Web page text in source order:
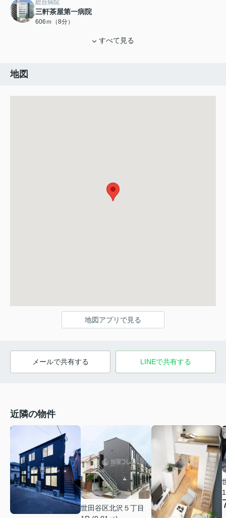
総合病院
三軒茶屋第一病院
606ｍ（8分）
すべて見る
地図
地図アプリで見る
メールで共有する LINEで共有する
近隣の物件
世田谷区北沢５丁目